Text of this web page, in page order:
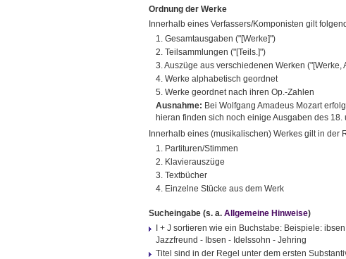
Ordnung der Werke
Innerhalb eines Verfassers/Komponisten gilt
1. Gesamtausgaben ("[Werke]")
2. Teilsammlungen ("[Teils.]")
3. Auszüge aus verschiedenen Werken ("[Werke,
4. Werke alphabetisch geordnet
5. Werke geordnet nach ihren Op.-Zahlen
Ausnahme: Bei Wolfgang Amadeus Mozart
hieran finden sich noch einige Ausgaben des
Innerhalb eines (musikalischen) Werkes gilt in der
1. Partituren/Stimmen
2. Klavierauszüge
3. Textbücher
4. Einzelne Stücke aus dem Werk
Sucheingabe(s. a. Allgemeine Hinweise)
I + J sortieren wie ein Buchstabe: Beispiele:
Jazzfreund - Ibsen - Idelssohn - Jehring
Titel sind in der Regel unter dem ersten